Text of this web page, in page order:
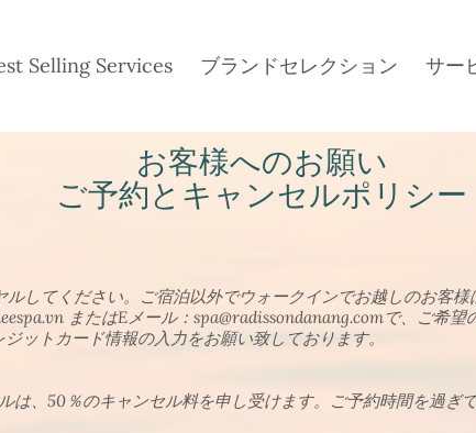
Selling Services ブランドセレクション サー
お客様へのお願い
ご予約とキャンセルポリシー
してください。ご宿泊以外でウォークインでお越しのお客
またはEメール： spa@radissondanang.comで、ご希望
ットカード情報の入力をお願い致しております。
は、50％のキャンセル料を申し受けます。ご予約時間を過ぎ